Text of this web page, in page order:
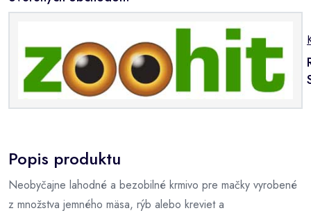
Popis produktu
Neobyčajne lahodné a bezobilné krmivo pre mačky vyrobené
z množstva jemného mäsa, rýb alebo kreviet a